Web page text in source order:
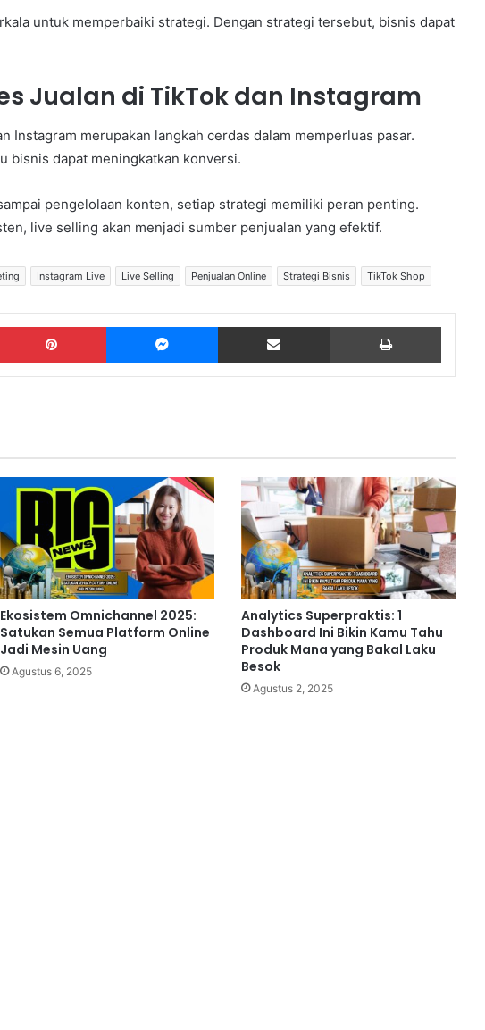
untuk memperbaiki strategi. Dengan strategi tersebut, bisnis dapat
Jualan di TikTok dan Instagram
Instagram merupakan langkah cerdas dalam memperluas pasar.
bisnis dapat meningkatkan konversi.
pengelolaan konten, setiap strategi memiliki peran penting.
live selling akan menjadi sumber penjualan yang efektif.
Instagram Live Live Selling Penjualan Online Strategi Bisnis TikTok Shop
Pinterest Messenger Share via Email
Ekosistem Omnichannel 2025:
Satukan Semua Platform Online
Jadi Mesin Uang
Agustus 6, 2025
Analytics Superpraktis: 1
Dashboard Ini Bikin Kamu Tahu
Produk Mana yang Bakal Laku
Besok
Agustus 2, 2025